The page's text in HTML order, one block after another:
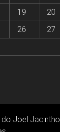
19 20
26 27
do Joel Jacintho